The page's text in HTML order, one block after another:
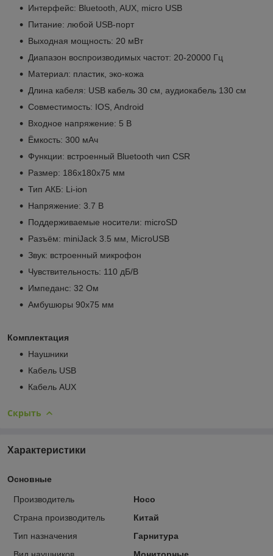
Интерфейс: Bluetooth, AUX, micro USB
Питание: любой USB-порт
Выходная мощность: 20 мВт
Диапазон воспроизводимых частот: 20-20000 Гц
Материал: пластик, эко-кожа
Длина кабеля: USB кабель 30 см, аудиокабель 130 см
Совместимость: IOS, Android
Входное напряжение: 5 В
Ёмкость: 300 мАч
Функции: встроенный Bluetooth чип CSR
Размер: 186х180х75 мм
Тип АКБ: Li-ion
Напряжение: 3.7 В
Поддерживаемые носители: microSD
Разъём: miniJack 3.5 мм, MicroUSB
Звук: встроенный микрофон
Чувствительность: 110 дБ/В
Импеданс: 32 Ом
Амбушюры 90х75 мм
Комплектация
Наушники
Кабель USB
Кабель AUX
Скрыть
Характеристики
Основные
Производитель
Hoco
Страна производитель
Китай
Тип назначения
Гарнитура
Вид наушников
Мониторные